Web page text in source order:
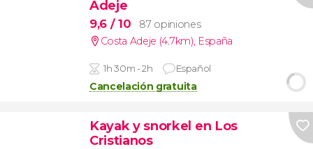
Adeje
9,6 / 10
87 opiniones
Costa Adeje (4.7km) España
1h 30m - 2h Español
Cancelación gratuita
Kayak y snorkel en Los
Cristianos